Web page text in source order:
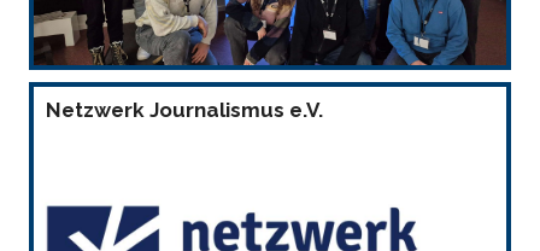
Netzwerk Journalismus e.V.